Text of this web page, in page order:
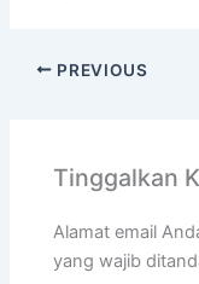
PREVIOUS
Tinggalkan
Alamat email
yang wajib